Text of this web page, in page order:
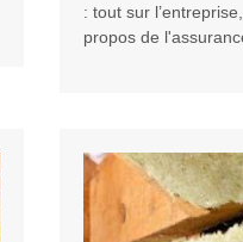
: tout sur
propos de